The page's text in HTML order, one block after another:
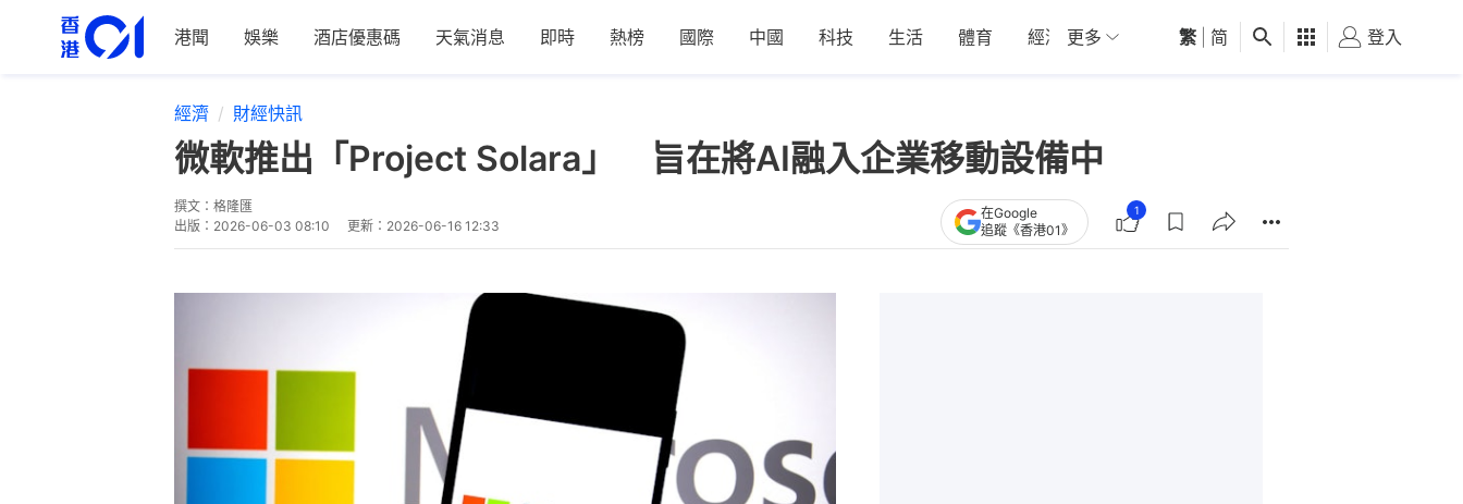
港聞 娛樂 酒店優惠碼 天氣消息 即時 熱榜 國際 中國 科技 生活 體育 經濟 01深圳 觀點 健康 好食玩飛
更多 繁 简 登入
經濟 財經快訊
微軟推出「Project Solara」 旨在將AI融入企業移動設備中
撰文： 格隆匯
出版： 2026-06-03 08:10 更新： 2026-06-16 12:33
在Google
追蹤《香港01》
1